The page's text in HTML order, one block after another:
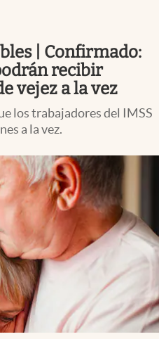
| Confirmado:
recibir
vejez a la vez
los trabajadores del IMSS
a la vez.